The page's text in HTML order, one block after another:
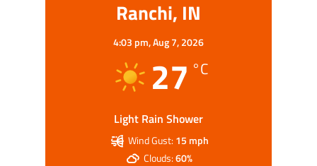
Ranchi, IN
4:03 pm,Aug 7, 2026
27 °C
Light Rain Shower
Wind Gust: 15 mph
Clouds:60%